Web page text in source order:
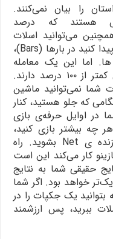
را بیان نمی‌کنند.
هستند که درصد
می‌توانید اسلات
ماشین‌هایی با پرداخت بسیار بدتری پیدا کنید در بارها (Bars)،
اما این یک معامله
است. همه‌ی بازی‌ها درصد پرداختی کمتر از ۱۰۰ درصد دارند.
شما نمی‌توانید ماشین
که جلو هستید، کنار
در اوایل حرفه‌ی بازی
چه بیشتر بازی کنید،
بیشتر احتمال دارد که شما یک بازنده ی Net بشوید. راه
کار می‌کند این است
حقیقی شما به نتایج
خواهد بود. اگر شما
یک جکپات را در
ببرید، پس ارزشمند